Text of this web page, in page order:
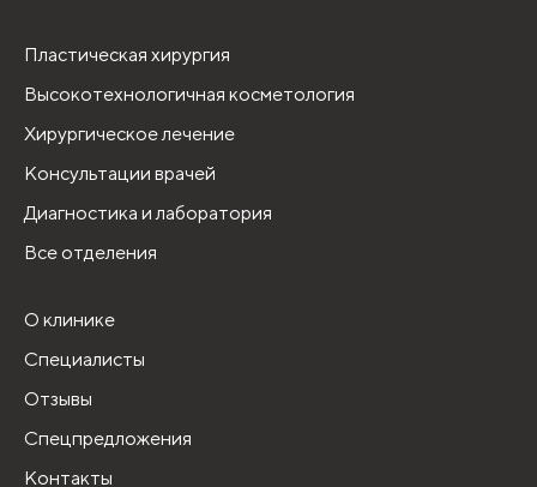
Пластическая хирургия
Высокотехнологичная косметология
Хирургическое лечение
Консультации врачей
Диагностика и лаборатория
Все отделения
О клинике
Специалисты
Отзывы
Спецпредложения
Контакты